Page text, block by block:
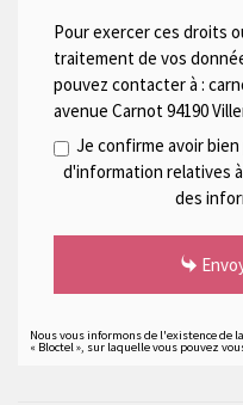
Pour exercer ces droits
traitement de vos
pouvez contacter à :
avenue Carnot 94190
Je confirme avoir
d'information relatives
des
Nous vous informons de l'existence de
« Bloctel », sur laquelle vous pouvez